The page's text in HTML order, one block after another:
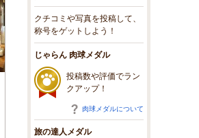
クチコミや写真を投稿して、
称号をゲットしよう！
じゃらん 肉球メダル
投稿数や評価でラン
クアップ！
肉球メダルについて
旅の達人メダル